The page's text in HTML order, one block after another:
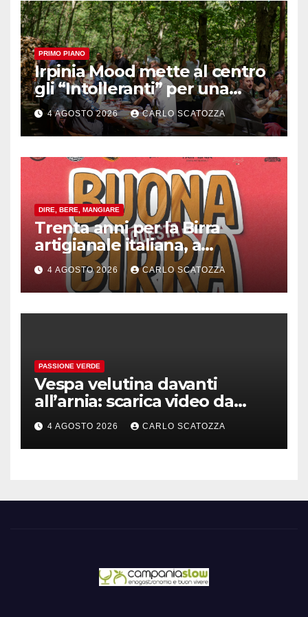
PRIMO PIANO
Irpinia Mood mette al centro
gli “Intolleranti” per una
rivoluzione sostenibile del
cibo
4 AGOSTO 2026 CARLO SCATOZZA
DIRE, BERE, MANGIARE
Trenta anni per la Birra
artigianale italiana, a
Pomigliano d’arco evento
celebrativo con birra speciale
4 AGOSTO 2026 CARLO SCATOZZA
PASSIONE VERDE
Vespa velutina davanti
all’arnia: scarica video da
TikTok prima che il post
sparisca
4 AGOSTO 2026 CARLO SCATOZZA